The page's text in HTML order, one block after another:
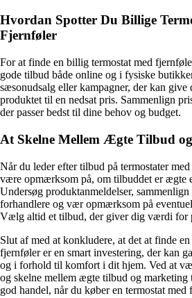
Hvordan Spotter Du Billige
Fjernføler
For at finde en billig termostat med
gode tilbud både online og i fysiske
sæsonudsalg eller kampagner, der kan
produktet til en nedsat pris. Sammenlign
der passer bedst til dine behov og budget.
At Skelne Mellem Ægte Tilbud
Når du leder efter tilbud på termostater
være opmærksom på, om tilbuddet er ægte
Undersøg produktanmeldelser,
forhandlere og vær opmærksom på
Vælg altid et tilbud, der giver dig værdi for
Slut af med at konkludere, at det at finde
fjernføler er en smart investering, der kan
og i forhold til komfort i dit hjem. Ved at
og skelne mellem ægte tilbud og marketing
god handel, når du køber en termostat med